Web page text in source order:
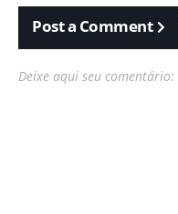
Post a Comment
Deixe aqui seu comentário: